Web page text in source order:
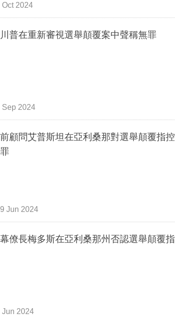
Oct 2024
普在重新審視選舉顛覆案中聲稱無罪
Sep 2024
顧問艾普斯坦在亞利桑那對選舉顛覆指控
Jun 2024
僚長梅多斯在亞利桑那州否認選舉顛覆指
Jun 2024